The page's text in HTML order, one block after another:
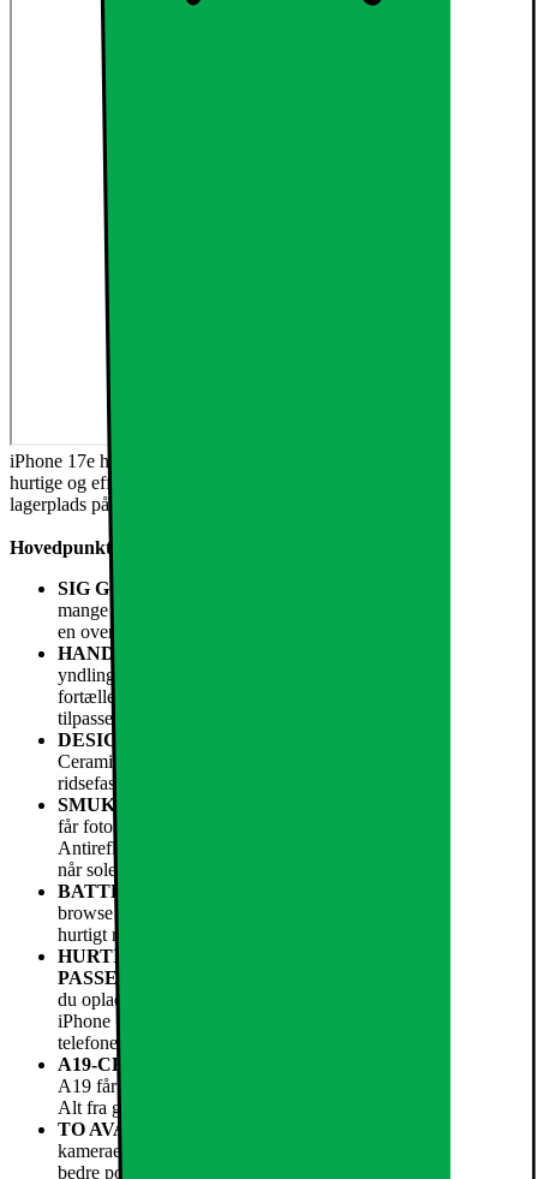
iPhone 17e har en smuk 6,1" Super Retina XDR-skærm,1 den
hurtige og effektive A19-chip, batteritid til hele dagen2 og
lagerplads på 256 GB og opefter.
Hovedpunkter
SIG GODDAG TIL ET GODT KØB
mange af de samme fantastiske funktioner som iPhone 17 til
en overkommelig pris.
HANDLINGSKNAP
yndlingsapps og funktioner, eller brug visuel intelligens til at
fortælle dig om ting i dine omgivelser.3 Knappen kan
tilpasses, som du vil.
DESIGNET TIL AT HOLDE
Ceramic Shield 2 på forsiden med tre gange bedre
ridsefasthed end den forrige generation.
SMUK SKÆRM
får fotos et farvepift, og tekst er let at læse.1
Antirefleks¬belægningen med syv lag reducerer genskin, selv
når solen er skarp.
BATTERITID TIL HELE DAGEN
browse på nettet og binge film og serier i timevis.2 Oplad
hurtigt med USB-C og nu også med MagSafe.
HURTIG TRÅDLØS OPLADNING. MED MAGSAFE
PASSER DET HELE PERFEKT.
du oplade trådløst op til 15 W sammenlignet med 7,5 W med
iPhone 16e. Så er det nemt, praktisk og hurtigt at lade
telefonen op, når den er løbet tør.4
A19-CHIP. BULDRER DERUDAD. HELE DAGEN.
A19 får alt til at gå hurtigt og nemt – nu og i mange år frem.
Alt fra grafiktunge spil til 4K-streaming og meget andet.
TO AVANCEREDE KAMERAER I ÉT
kameraet leverer 2 x tele i optisk kvalitet. Og med endnu
bedre portrætter kan du fange øjeblikket med et billede og